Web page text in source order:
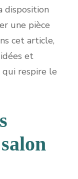
disposition
une pièce
cet article,
et
qui respire le